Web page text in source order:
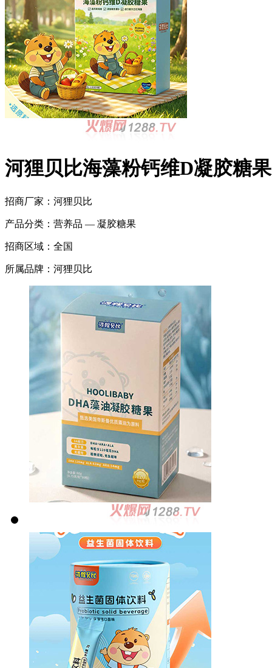
河狸贝比海藻粉钙维D凝胶糖果
招商厂家： 河狸贝比
产品分类： 营养品 — 凝胶糖果
招商区域： 全国
所属品牌： 河狸贝比